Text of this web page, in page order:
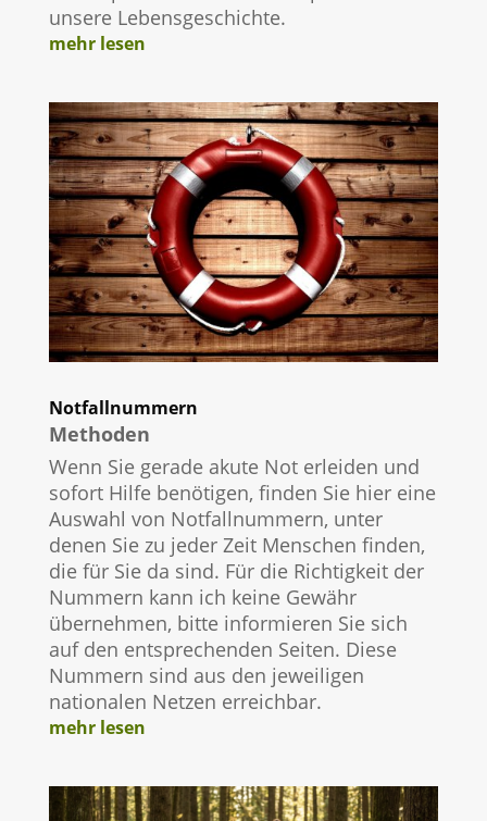
unsere Lebensgeschichte.
mehr lesen
Notfallnummern
Methoden
Wenn Sie gerade akute Not erleiden und
sofort Hilfe benötigen, finden Sie hier eine
Auswahl von Notfallnummern, unter
denen Sie zu jeder Zeit Menschen finden,
die für Sie da sind. Für die Richtigkeit der
Nummern kann ich keine Gewähr
übernehmen, bitte informieren Sie sich
auf den entsprechenden Seiten. Diese
Nummern sind aus den jeweiligen
nationalen Netzen erreichbar.
mehr lesen